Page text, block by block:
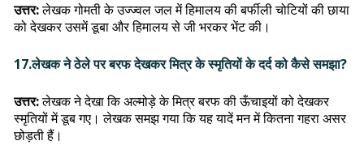
उत्तर:लेखक गोमती के उज्ज्वल जल में हिमालय की बर्फीली चोटियों की छाया
को देखकर उसमें डूबा और हिमालय से जी भरकर भेंट की।
17.लेखक ने ठेले पर बरफ देखकर मित्र के स्मृतियों के दर्द को कैसे समझा?
उत्तर:लेखक ने देखा कि अल्मोड़े के मित्र बरफ की ऊँचाइयों को देखकर
स्मृतियों में डूब गए। लेखक समझ गया कि यह यादें मन में कितना गहरा असर
छोड़ती हैं।